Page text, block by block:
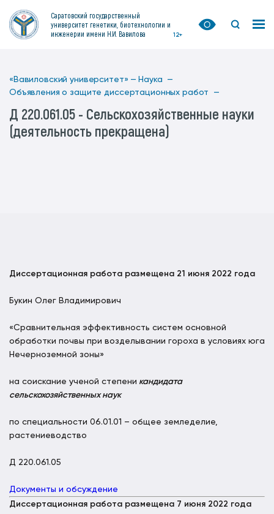
Саратовский государственный
университет генетики, биотехнологии и
инженерии имени Н.И. Вавилова
12+
«Вавиловский университет» — Наука —
Объявления о защите диссертационных работ —
Д 220.061.05 - Сельскохозяйственные науки
(деятельность прекращена)
Диссертационная работа размещена 21 июня 2022 года
Букин Олег Владимирович
«Сравнительная эффективность систем основной
обработки почвы при возделывании гороха в условиях юга
Нечерноземной зоны»
на соискание ученой степени кандидата
сельскохозяйственных наук
по специальности 06.01.01 – общее земледелие,
растениеводство
Д 220.061.05
Документы и обсуждение
Диссертационная работа размещена 7 июня 2022 года